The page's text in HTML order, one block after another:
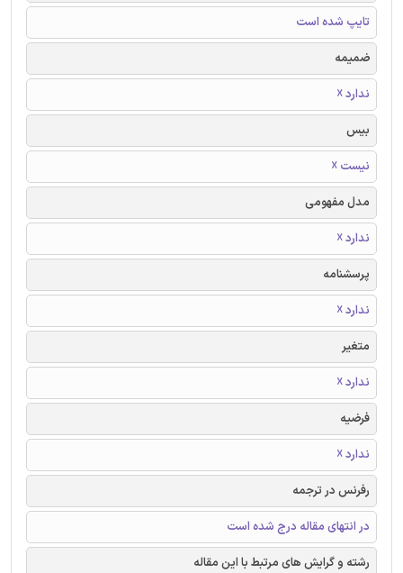
تایپ شده است
ضمیمه
ندارد ☓
بیس
نیست ☓
مدل مفهومی
ندارد ☓
پرسشنامه
ندارد ☓
متغیر
ندارد ☓
فرضیه
ندارد ☓
رفرنس در ترجمه
در انتهای مقاله درج شده است
رشته و گرایش های مرتبط با این مقاله